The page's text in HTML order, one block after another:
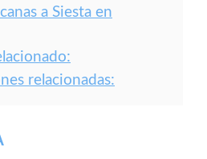
a Siesta en
relacionadas: